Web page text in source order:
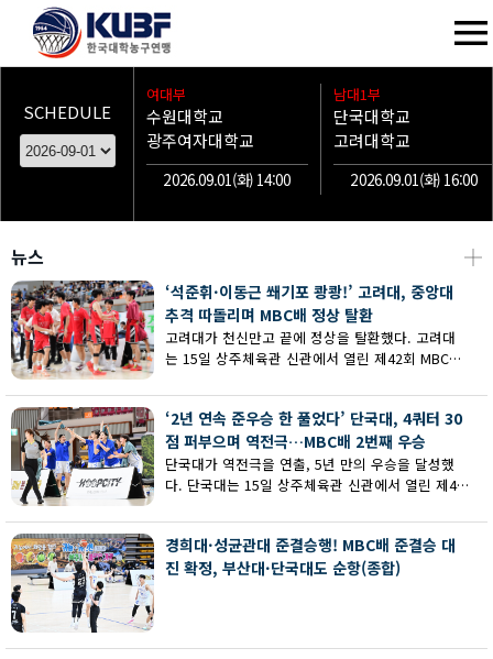
SCHEDULE
여대부
수원대학교
광주여자대학교
2026.09.01(화) 14:00
남대1부
단국대학교
고려대학교
2026.09.01(화) 16:00
뉴스 ┼
‘석준휘·이동근 쐐기포 쾅쾅!’ 고려대, 중앙대
추격 따돌리며 MBC배 정상 탈환
고려대가 천신만고 끝에 정상을 탈환했다. 고려대
는 15일 상주체육관 신관에서 열린 제42회 MBC배
추격을 따돌리며 73-62로 승리했다.
‘2년 연속 준우승 한 풀었다’ 단국대, 4쿼터 30
점 퍼부으며 역전극…MBC배 2번째 우승
단국대가 역전극을 연출, 5년 만의 우승을 달성했
다. 단국대는 15일 상주체육관 신관에서 열린 제42
서 부산대에 73-67로 역전승했다.
경희대·성균관대 준결승행! MBC배 준결승 대
진 확정, 부산대·단국대도 순항(종합)